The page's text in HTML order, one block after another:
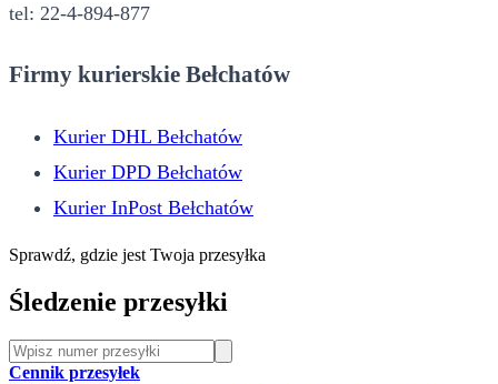
tel: 22-4-894-877
Firmy kurierskie Bełchatów
Kurier DHL Bełchatów
Kurier DPD Bełchatów
Kurier InPost Bełchatów
Sprawdź, gdzie jest Twoja przesyłka
Śledzenie przesyłki
Cennik przesyłek